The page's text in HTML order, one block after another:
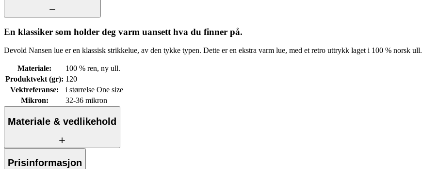
En klassiker som holder deg varm uansett hva du finner på.
Devold Nansen lue er en klassisk strikkelue, av den tykke typen. Dette er en ekstra varm lue, med et retro uttrykk laget i 100 % norsk ull.
Materiale:
100 % ren, ny ull.
Produktvekt (gr): 120
Vektreferanse:
i størrelse One size
Mikron: 32-36 mikron
Materiale & vedlikehold
Prisinformasjon